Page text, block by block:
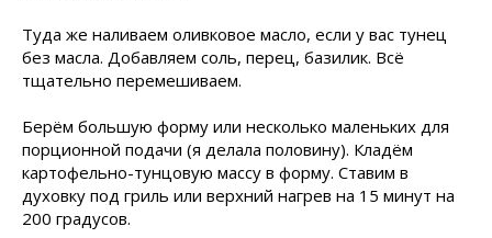
Туда же наливаем оливковое масло, если у вас тунец
без масла. Добавляем соль, перец, базилик. Всё
тщательно перемешиваем.
Берём большую форму или несколько маленьких для
порционной подачи (я делала половину). Кладём
картофельно-тунцовую массу в форму. Ставим в
духовку под гриль или верхний нагрев на 15 минут на
200 градусов.